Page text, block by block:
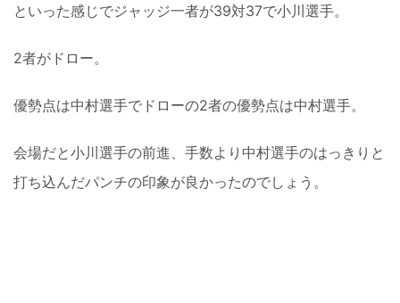
といった感じでジャッジ一者が39対37で小川選手。
2者がドロー。
優勢点は中村選手でドローの2者の優勢点は中村選手。
会場だと小川選手の前進、手数より中村選手のはっきりと
打ち込んだパンチの印象が良かったのでしょう。